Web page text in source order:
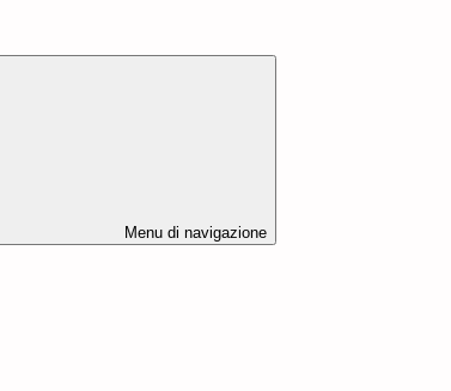
Menu di navigazione